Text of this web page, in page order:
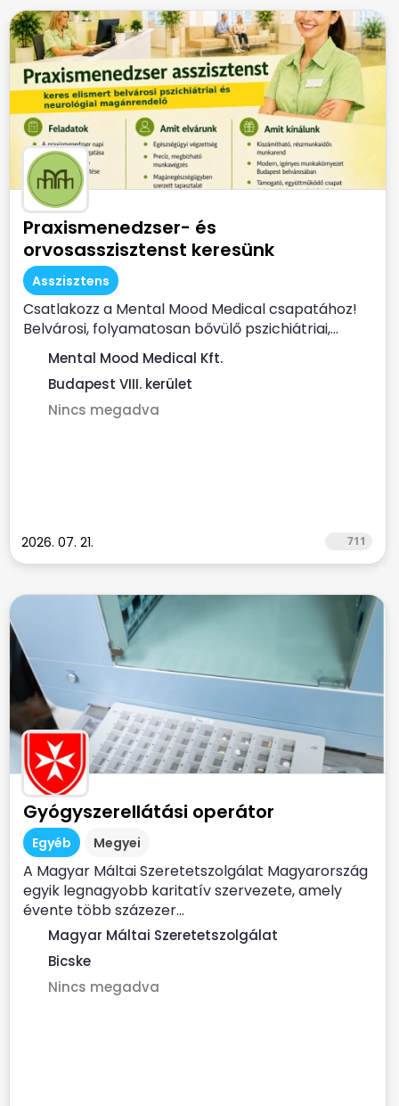
Praxismenedzser- és
orvosasszisztenst keresünk
Asszisztens
Csatlakozz a Mental Mood Medical csapatához!
Belvárosi, folyamatosan bővülő pszichiátriai,...
Mental Mood Medical Kft.
Budapest VIII. kerület
Nincs megadva
2026. 07. 21. 711
Gyógyszerellátási operátor
Egyéb Megyei
A Magyar Máltai Szeretetszolgálat Magyarország
egyik legnagyobb karitatív szervezete, amely
évente több százezer...
Magyar Máltai Szeretetszolgálat
Bicske
Nincs megadva